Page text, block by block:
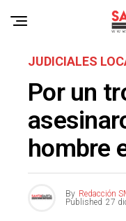
JUDICIALES
Por un
hombre
By Redacción
Published 27